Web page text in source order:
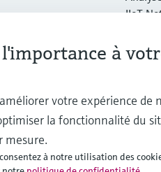
IIoT
Outils
à
votre expérience de
la fonctionnalité du
mesure.
à notre utilisation des